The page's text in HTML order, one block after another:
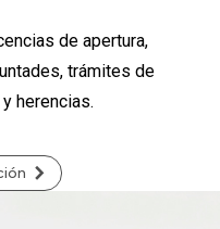
de apertura,
trámites de
herencias.